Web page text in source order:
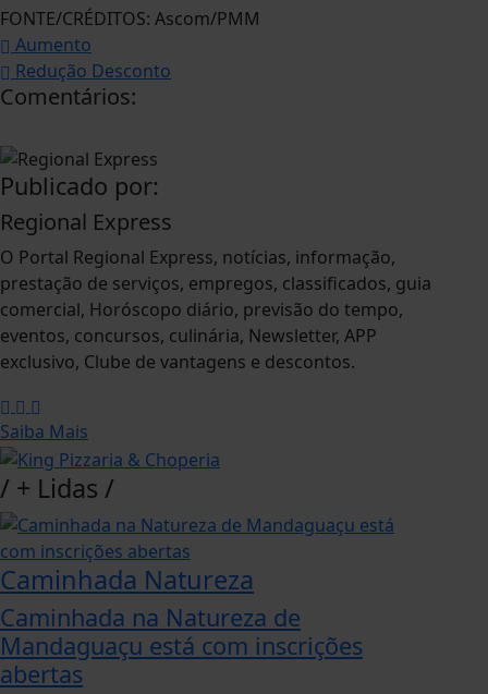
FONTE/CRÉDITOS: Ascom/PMM
Aumento
Redução Desconto
Comentários:
Publicado por:
Regional Express
O Portal Regional Express, notícias, informação,
prestação de serviços, empregos, classificados, guia
comercial, Horóscopo diário, previsão do tempo,
eventos, concursos, culinária, Newsletter, APP
exclusivo, Clube de vantagens e descontos.
Saiba Mais
/ + Lidas /
Caminhada Natureza
Caminhada na Natureza de
Mandaguaçu está com inscrições
abertas